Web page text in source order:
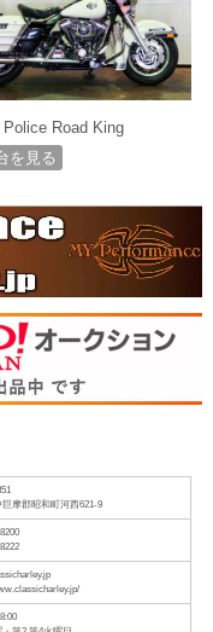
Police Road King
を見る
摩郡昭和町河西621-9